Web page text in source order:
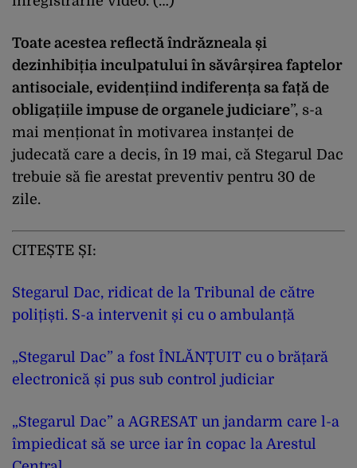
Toate acestea reflectă îndrăzneala și
dezinhibiția inculpatului în săvârșirea faptelor
antisociale, evidențiind indiferența sa față de
obligațiile impuse de organele judiciare”, s-a
mai menționat în motivarea instanței de
judecată care a decis, în 19 mai, că Stegarul Dac
trebuie să fie arestat preventiv pentru 30 de
zile.
CITEȘTE ȘI:
Stegarul Dac, ridicat de la Tribunal de către
polițiști. S-a intervenit și cu o ambulanță
„Stegarul Dac” a fost ÎNLĂNȚUIT cu o brățară
electronică și pus sub control judiciar
„Stegarul Dac” a AGRESAT un jandarm care l-a
împiedicat să se urce iar în copac la Arestul